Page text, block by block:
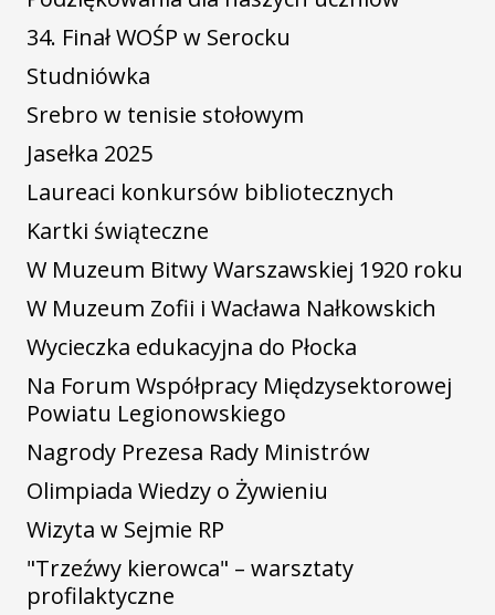
34. Finał WOŚP w Serocku
Studniówka
Srebro w tenisie stołowym
Jasełka 2025
Laureaci konkursów bibliotecznych
Kartki świąteczne
W Muzeum Bitwy Warszawskiej 1920 roku
W Muzeum Zofii i Wacława Nałkowskich
Wycieczka edukacyjna do Płocka
Na Forum Współpracy Międzysektorowej
Powiatu Legionowskiego
Nagrody Prezesa Rady Ministrów
Olimpiada Wiedzy o Żywieniu
Wizyta w Sejmie RP
"Trzeźwy kierowca" – warsztaty
profilaktyczne